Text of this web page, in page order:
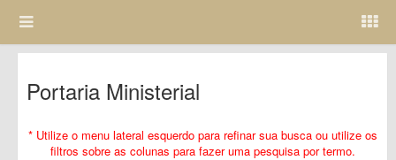
Portaria Ministerial
* Utilize o menu lateral esquerdo para refinar sua busca ou utilize os
filtros sobre as colunas para fazer uma pesquisa por termo.